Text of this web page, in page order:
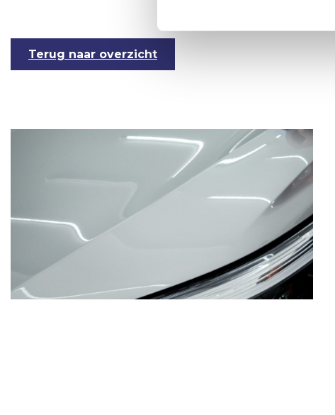
Terug naar overzicht